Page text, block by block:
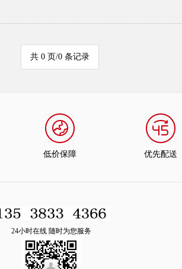
共 0 页/0 条记录
低价保障 优先配送
24小时在线 随时为您服务